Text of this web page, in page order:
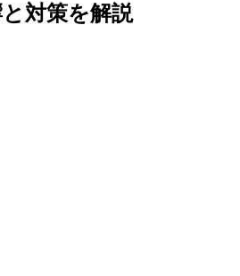
対策を解説